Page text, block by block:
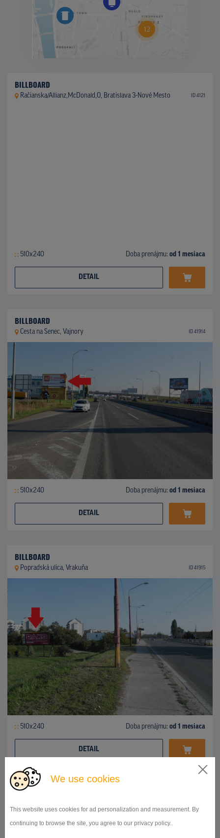
We use cookies
This website uses cookies for ad personalization and measurement. By
continuing to browse the site, you agree to our privacy policy..
BILLBOARD
Račianska/Allianz,McDonald,O, Bratislava 3-Nové Mesto ID 4121
510x240 Doba prenájmu: od 1 mesiaca
DETAIL
BILLBOARD
Cesta na Senec, Vajnory ID 41914
510x240 Doba prenájmu: od 1 mesiaca
DETAIL
BILLBOARD
Popradská ulica, Vrakuňa ID 41915
510x240 Doba prenájmu: od 1 mesiaca
DETAIL
BILLBOARD